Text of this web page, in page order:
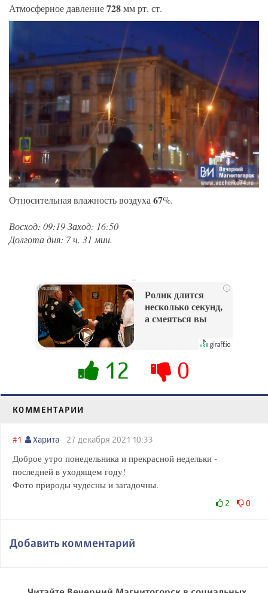
Атмосферное давление728мм рт. ст.
Относительная влажность воздуха 67%.
Восход: 09:19 Заход: 16:50
Долгота дня: 7 ч. 31 мин.
i
Ролик длится
несколько секунд,
а смеяться вы
12 0
КОММЕНТАРИИ
#1 Харита 27 декабря 2021 10:33
Доброе утро понедельника и прекрасной недельки -
последней в уходящем году!
Фото природы чудесны и загадочны.
2 0
Добавить комментарий